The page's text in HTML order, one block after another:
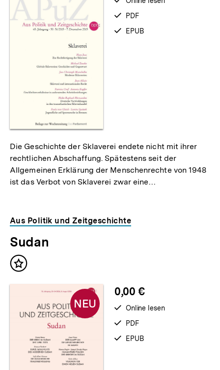
verfügbar
PDF
verfügbar
EPUB
Die Geschichte der Sklaverei endete nicht mit ihrer
rechtlichen Abschaffung. Spätestens seit der
Allgemeinen Erklärung der Menschenrechte von 1948
ist das Verbot von Sklaverei zwar eine…
Aus Politik und Zeitgeschichte
Sudan
Neu
imInhalt
NEU
0,00 €
verfügbar
Online lesen
verfügbar
PDF
verfügbar
EPUB